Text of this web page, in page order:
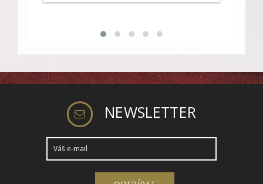
NEWSLETTER